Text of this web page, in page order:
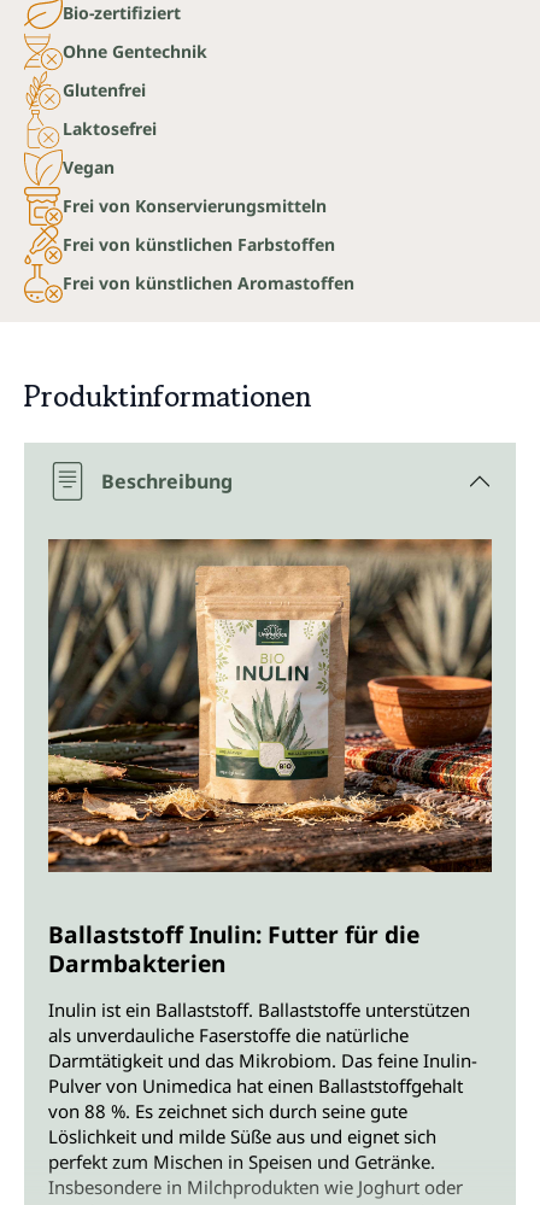
Bio-zertifiziert
Ohne Gentechnik
Glutenfrei
Laktosefrei
Vegan
Frei von Konservierungsmitteln
Frei von künstlichen Farbstoffen
Frei von künstlichen Aromastoffen
Produktinformationen
Beschreibung
Ballaststoff Inulin: Futter für die
Darmbakterien
Inulin ist ein Ballaststoff. Ballaststoffe unterstützen
als unverdauliche Faserstoffe die natürliche
Darmtätigkeit und das Mikrobiom. Das feine Inulin-
Pulver von Unimedica hat einen Ballaststoffgehalt
von 88 %. Es zeichnet sich durch seine gute
Löslichkeit und milde Süße aus und eignet sich
perfekt zum Mischen in Speisen und Getränke.
Insbesondere in Milchprodukten wie Joghurt oder